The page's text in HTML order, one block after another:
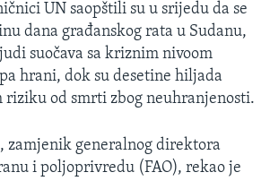
UN saopštili su u srijedu da se
dana građanskog rata u Sudanu,
suočava sa kriznim nivoom
hrani, dok su desetine hiljada
riziku od smrti zbog neuhranjenosti.
zamjenik generalnog direktora
i poljoprivredu (FAO), rekao je